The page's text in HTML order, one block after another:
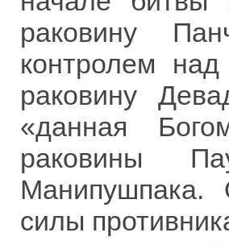
раковину
контролем
раковину
«данная
раковины
Манипушпака.
силы